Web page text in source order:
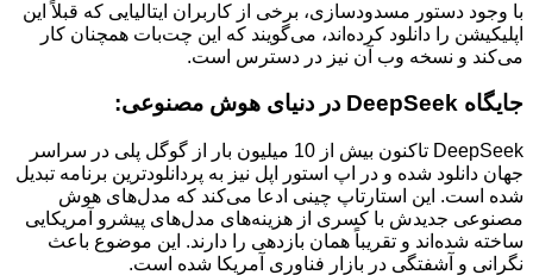
با وجود دستور مسدودسازی، برخی از کاربران ایتالیایی که قبلاً این
اپلیکیشن را دانلود کرده‌اند، می‌گویند که این چت‌بات همچنان کار
می‌کند و نسخه وب آن نیز در دسترس است.
جایگاه DeepSeek در دنیای هوش مصنوعی:
DeepSeek تاکنون بیش از 10 میلیون بار از گوگل پلی در سراسر
جهان دانلود شده و در اپ استور اپل نیز به پردانلودترین برنامه تبدیل
شده است. این استارتاپ چینی ادعا می‌کند که مدل‌های هوش
مصنوعی جدیدش با کسری از هزینه‌های مدل‌های پیشرو آمریکایی
ساخته شده‌اند و تقریباً همان بازدهی را دارند. این موضوع باعث
نگرانی و آشفتگی در بازار فناوری آمریکا شده است.